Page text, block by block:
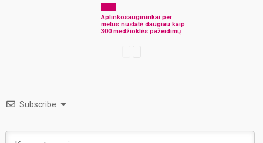
Aplinkosaugininkai per
metus nustatė daugiau kaip
300 medžioklės pažeidimų
Subscribe